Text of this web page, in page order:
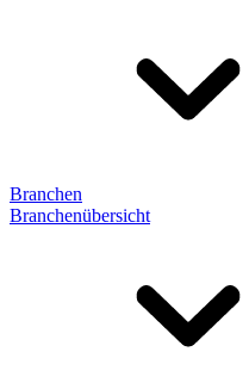
Branchen
Branchenübersicht